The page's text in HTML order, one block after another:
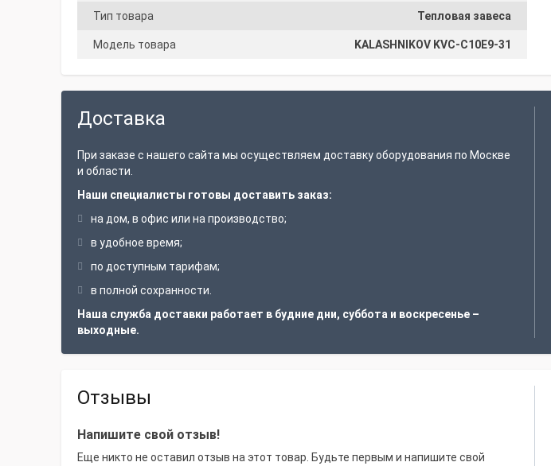
Тип товара Тепловая завеса
Модель товара KALASHNIKOV KVС-C10E9-31
Доставка
При заказе с нашего сайта мы осуществляем доставку оборудования по Москве
и области.
Наши специалисты готовы доставить заказ:
на дом, в офис или на производство;
в удобное время;
по доступным тарифам;
в полной сохранности.
Наша служба доставки работает в будние дни, суббота и воскресенье –
выходные.
Отзывы
Напишите свой отзыв!
Еще никто не оставил отзыв на этот товар. Будьте первым и напишите свой